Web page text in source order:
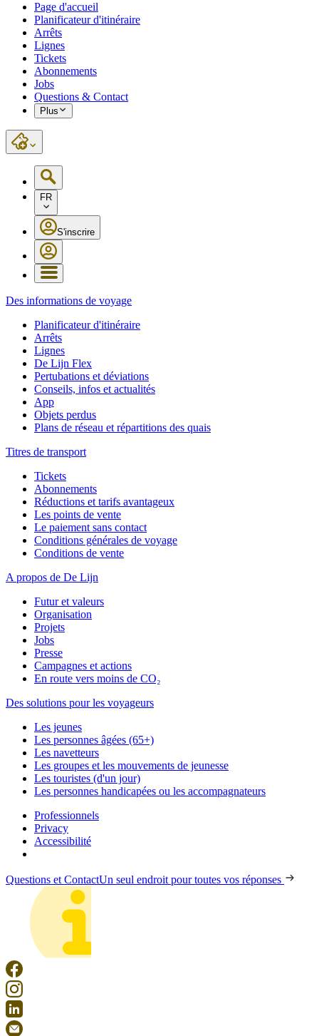
Page d'accueil
Planificateur d'itinéraire
Arrêts
Lignes
Tickets
Abonnements
Jobs
Questions & Contact
Plus
FR
S'inscrire
Des informations de voyage
Planificateur d'itinéraire
Arrêts
Lignes
De Lijn Flex
Pertubations et déviations
Conseils, infos et actualités
App
Objets perdus
Plans de réseau et répartitions des quais
Titres de transport
Tickets
Abonnements
Réductions et tarifs avantageux
Les points de vente
Le paiement sans contact
Conditions générales de voyage
Conditions de vente
A propos de De Lijn
Futur et valeurs
Organisation
Projets
Jobs
Presse
Campagnes et actions
En route vers moins de CO₂
Des solutions pour les voyageurs
Les jeunes
Les personnes âgées (65+)
Les navetteurs
Les groupes et les mouvements de jeunesse
Les touristes (d'un jour)
Les personnes handicapées ou les accompagnateurs
Professionnels
Privacy
Accessibilité
Questions et ContactUn seul endroit pour toutes vos réponses